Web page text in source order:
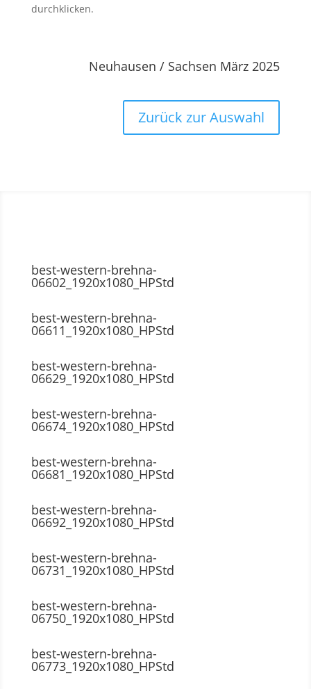
durchklicken.
Neuhausen / Sachsen März 2025
Zurück zur Auswahl
best-western-brehna-
06602_1920x1080_HPStd
best-western-brehna-
06611_1920x1080_HPStd
best-western-brehna-
06629_1920x1080_HPStd
best-western-brehna-
06674_1920x1080_HPStd
best-western-brehna-
06681_1920x1080_HPStd
best-western-brehna-
06692_1920x1080_HPStd
best-western-brehna-
06731_1920x1080_HPStd
best-western-brehna-
06750_1920x1080_HPStd
best-western-brehna-
06773_1920x1080_HPStd